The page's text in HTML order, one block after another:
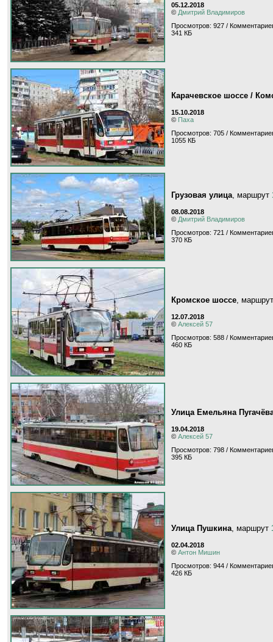
05.12.2018
© Дмитрий Владимиров
Просмотров: 927 /
341 КБ
Карачевское шоссе /
15.10.2018
© Паха
Просмотров: 705 /
1055 КБ
Грузовая улица, маршрут
08.08.2018
© Дмитрий Владимиров
Просмотров: 721 /
370 КБ
Кромское шоссе,
12.07.2018
© Алексей 57
Просмотров: 588 /
460 КБ
Улица Емельяна
19.04.2018
© Алексей 57
Просмотров: 798 /
395 КБ
Улица Пушкина, маршрут
02.04.2018
© Антон Мишин
Просмотров: 944 /
426 КБ